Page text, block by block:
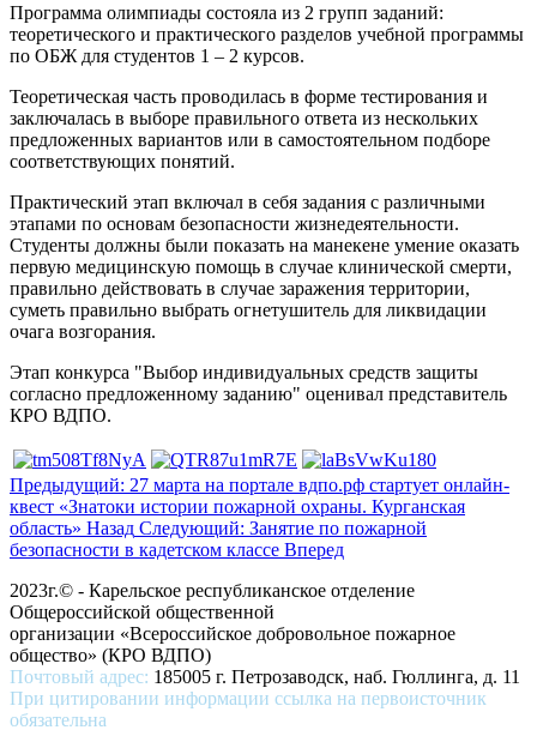
Программа олимпиады состояла из 2 групп заданий:
теоретического и практического разделов учебной программы
по ОБЖ для студентов 1 – 2 курсов.
Теоретическая часть проводилась в форме тестирования и
заключалась в выборе правильного ответа из нескольких
предложенных вариантов или в самостоятельном подборе
соответствующих понятий.
Практический этап включал в себя задания с различными
этапами по основам безопасности жизнедеятельности.
Студенты должны были показать на манекене умение оказать
первую медицинскую помощь в случае клинической смерти,
правильно действовать в случае заражения территории,
суметь правильно выбрать огнетушитель для ликвидации
очага возгорания.
Этап конкурса "Выбор индивидуальных средств защиты
согласно предложенному заданию" оценивал представитель
КРО ВДПО.
Предыдущий: 27 марта на портале вдпо.рф стартует онлайн-
квест «Знатоки истории пожарной охраны. Курганская
область» Назад Следующий: Занятие по пожарной
безопасности в кадетском классе Вперед
2023г.© - Карельское республиканское отделение
Общероссийской общественной
организации «Всероссийское добровольное пожарное
общество» (КРО ВДПО)
Почтовый адрес: 185005 г. Петрозаводск, наб. Гюллинга, д. 11
При цитировании информации ссылка на первоисточник
обязательна